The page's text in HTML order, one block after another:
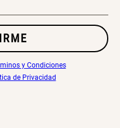
y Condiciones
de Privacidad